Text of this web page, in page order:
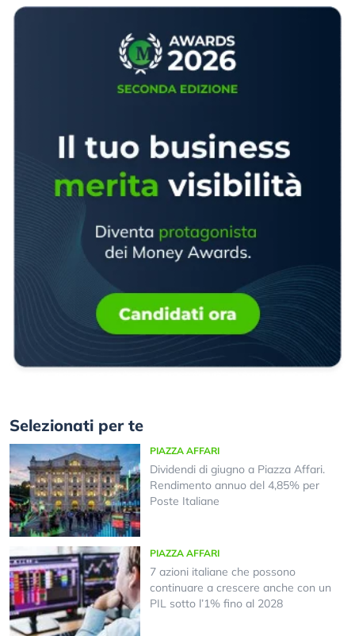
Selezionati per te
PIAZZA AFFARI
Dividendi di giugno a Piazza Affari.
Rendimento annuo del 4,85% per
Poste Italiane
PIAZZA AFFARI
7 azioni italiane che possono
continuare a crescere anche con un
PIL sotto l’1% fino al 2028